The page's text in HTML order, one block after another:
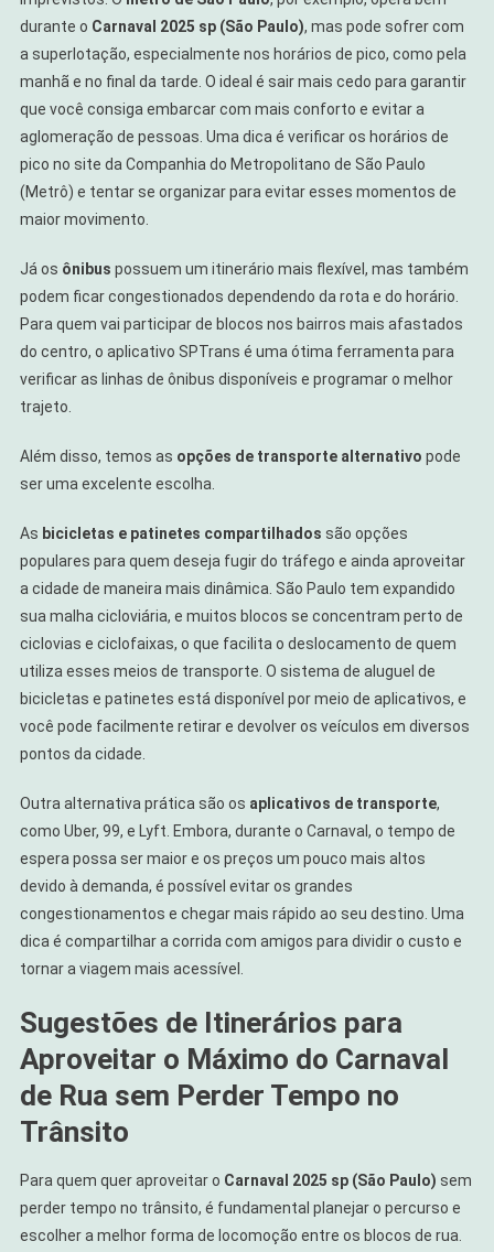
durante o Carnaval 2025 sp (São Paulo), mas pode sofrer com
a superlotação, especialmente nos horários de pico, como pela
manhã e no final da tarde. O ideal é sair mais cedo para garantir
que você consiga embarcar com mais conforto e evitar a
aglomeração de pessoas. Uma dica é verificar os horários de
pico no site da Companhia do Metropolitano de São Paulo
(Metrô) e tentar se organizar para evitar esses momentos de
maior movimento.
Já os ônibus possuem um itinerário mais flexível, mas também
podem ficar congestionados dependendo da rota e do horário.
Para quem vai participar de blocos nos bairros mais afastados
do centro, o aplicativo SPTrans é uma ótima ferramenta para
verificar as linhas de ônibus disponíveis e programar o melhor
trajeto.
Além disso, temos as opções de transporte alternativo pode
ser uma excelente escolha.
As bicicletas e patinetes compartilhados são opções
populares para quem deseja fugir do tráfego e ainda aproveitar
a cidade de maneira mais dinâmica. São Paulo tem expandido
sua malha cicloviária, e muitos blocos se concentram perto de
ciclovias e ciclofaixas, o que facilita o deslocamento de quem
utiliza esses meios de transporte. O sistema de aluguel de
bicicletas e patinetes está disponível por meio de aplicativos, e
você pode facilmente retirar e devolver os veículos em diversos
pontos da cidade.
Outra alternativa prática são os aplicativos de transporte,
como Uber, 99, e Lyft. Embora, durante o Carnaval, o tempo de
espera possa ser maior e os preços um pouco mais altos
devido à demanda, é possível evitar os grandes
congestionamentos e chegar mais rápido ao seu destino. Uma
dica é compartilhar a corrida com amigos para dividir o custo e
tornar a viagem mais acessível.
Sugestões de Itinerários para
Aproveitar o Máximo do Carnaval
de Rua sem Perder Tempo no
Trânsito
Para quem quer aproveitar o Carnaval 2025 sp (São Paulo) sem
perder tempo no trânsito, é fundamental planejar o percurso e
escolher a melhor forma de locomoção entre os blocos de rua.